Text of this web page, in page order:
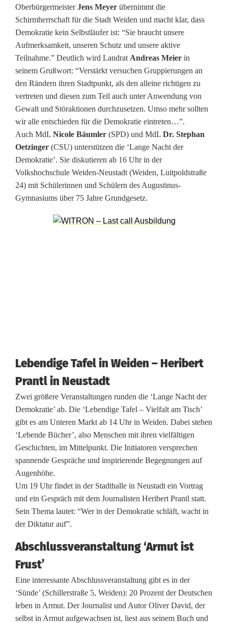
OberbürgermeisterJens Meyer übernimmt die
Schirmherrschaft für die Stadt Weiden und macht klar, dass
Demokratie kein Selbstläufer ist: “Sie braucht unsere
Aufmerksamkeit, unseren Schutz und unsere aktive
Teilnahme.” Deutlich wird Landrat Andreas Meier in
seinem Grußwort: “Verstärkt versuchen Gruppierungen an
den Rändern ihren Stadtpunkt, als den alleine richtigen zu
vertreten und diesen zum Teil auch unter Anwendung von
Gewalt und Störaktionen durchzusetzen. Umso mehr sollten
wir alle entschieden für die Demokratie eintreten…”.
Auch MdL Nicole Bäumler (SPD) und MdL Dr. Stephan
Oetzinger (CSU) unterstützen die ‘Lange Nacht der
Demokratie’. Sie diskutieren ab 16 Uhr in der
Volkshochschule Weiden-Neustadt (Weiden, Luitpoldstraße
24) mit Schülerinnen und Schülern des Augustinus-
Gymnasiums über 75 Jahre Grundgesetz.
Lebendige Tafel in Weiden – Heribert
Prantl in Neustadt
Zwei größere Veranstaltungen runden die ‘Lange Nacht der
Demokratie’ ab. Die ‘Lebendige Tafel – Vielfalt am Tisch’
gibt es am Unteren Markt ab 14 Uhr in Weiden. Dabei stehen
‘Lebende Bücher’, also Menschen mit ihren vielfältigen
Geschichten, im Mittelpunkt. Die Initiatoren versprechen
spannende Gespräche und inspirierende Begegnungen auf
Augenhöhe.
Um 19 Uhr findet in der Stadthalle in Neustadt ein Vortrag
und ein Gespräch mit dem Journalisten Heribert Prantl statt.
Sein Thema lautet: “Wer in der Demokratie schläft, wacht in
der Diktatur auf”.
Abschlussveranstaltung ‘Armut ist
Frust’
Eine interessante Abschlussveranstaltung gibt es in der
‘Sünde’ (Schillerstraße 5, Weiden): 20 Prozent der Deutschen
leben in Armut. Der Journalist und Autor Oliver David, der
selbst in Armut aufgewachsen ist, liest aus seinem Buch und